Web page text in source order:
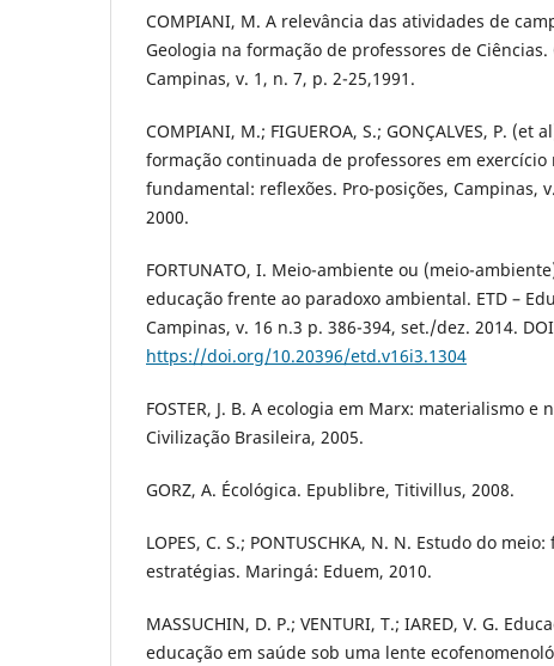
COMPIANI, M. A relevância das atividades de
Geologia na formação de professores de
Campinas, v. 1, n. 7, p. 2-25,1991.
COMPIANI, M.; FIGUEROA, S.; GONÇALVES, P. (et
formação continuada de professores em exercício
fundamental: reflexões. Pro-posições, Campinas,
2000.
FORTUNATO, I. Meio-ambiente ou (meio-
educação frente ao paradoxo ambiental. ETD –
Campinas, v. 16 n.3 p. 386-394, set./dez. 2014.
https://doi.org/10.20396/etd.v16i3.1304
FOSTER, J. B. A ecologia em Marx: materialismo e
Civilização Brasileira, 2005.
GORZ, A. Écológica. Epublibre, Titivillus, 2008.
LOPES, C. S.; PONTUSCHKA, N. N. Estudo do
estratégias. Maringá: Eduem, 2010.
MASSUCHIN, D. P.; VENTURI, T.; IARED, V. G.
educação em saúde sob uma lente